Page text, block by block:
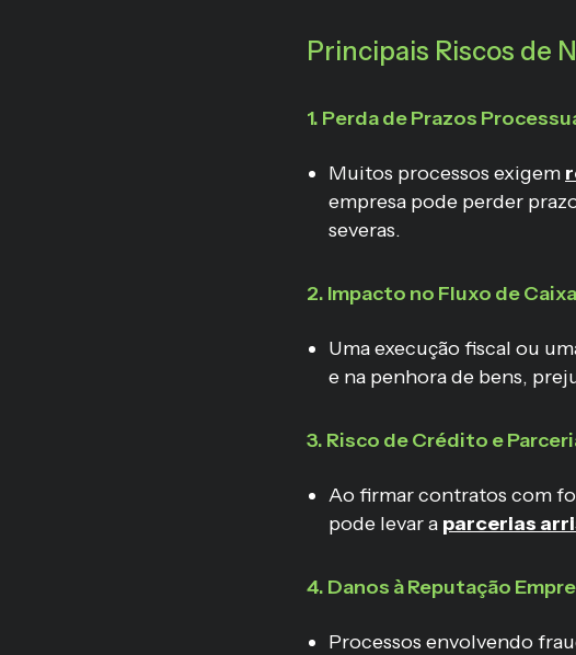
Principais Riscos de
1. Perda de Prazos
Muitos processos exigem
empresa pode perder
severas.
2. Impacto no Fluxo de Caixa
Uma execução fiscal ou
e na penhora de bens,
3. Risco de Crédito e
Ao firmar contratos com
pode levar a parcerias
4. Danos à Reputação
Processos envolvendo